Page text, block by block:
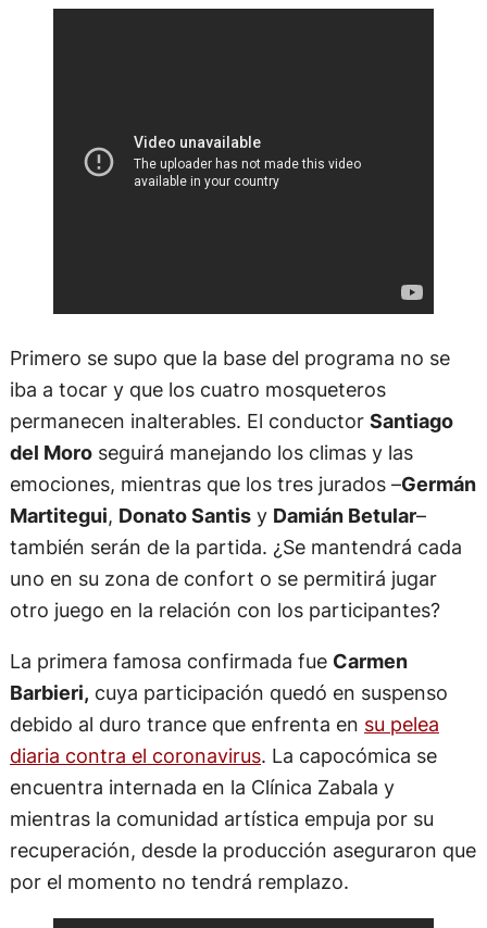
Primero se supo que la base del programa no se
iba a tocar y que los cuatro mosqueteros
permanecen inalterables. El conductor Santiago
del Moroseguirá manejando los climas y las
emociones, mientras que los tres jurados –Germán
Martitegui, Donato Santisy Damián Betular–
también serán de la partida. ¿Se mantendrá cada
uno en su zona de confort o se permitirá jugar
otro juego en la relación con los participantes?
La primera famosa confirmada fue Carmen
Barbieri, cuya participación quedó en suspenso
debido al duro trance que enfrenta en su pelea
diaria contra el coronavirus. La capocómica se
encuentra internada en la Clínica Zabala y
mientras la comunidad artística empuja por su
recuperación, desde la producción aseguraron que
por el momento no tendrá remplazo.